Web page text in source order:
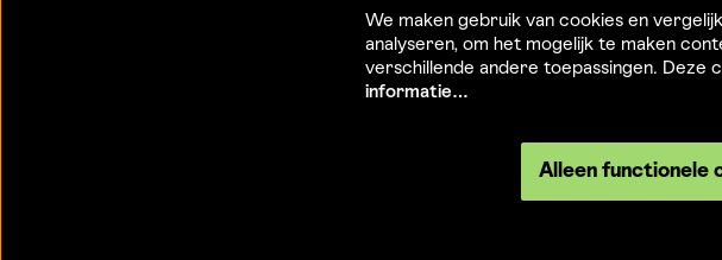
We maken gebruik van cookies en
analyseren, om het mogelijk te maken
verschillende andere toepassingen.
informatie…
Alleen functionele